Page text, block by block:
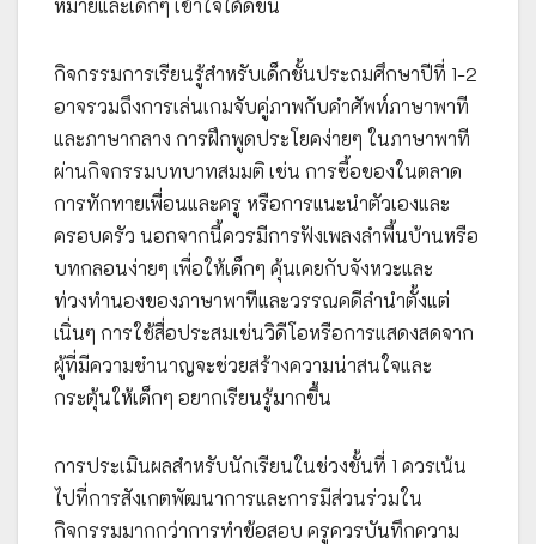
หมายและเด็กๆ เข้าใจได้ดีขึ้น
กิจกรรมการเรียนรู้สำหรับเด็กชั้นประถมศึกษาปีที่ 1-2
อาจรวมถึงการเล่นเกมจับคู่ภาพกับคำศัพท์ภาษาพาที
และภาษากลาง การฝึกพูดประโยคง่ายๆ ในภาษาพาที
ผ่านกิจกรรมบทบาทสมมติ เช่น การซื้อของในตลาด
การทักทายเพื่อนและครู หรือการแนะนำตัวเองและ
ครอบครัว นอกจากนี้ควรมีการฟังเพลงลำพื้นบ้านหรือ
บทกลอนง่ายๆ เพื่อให้เด็กๆ คุ้นเคยกับจังหวะและ
ท่วงทำนองของภาษาพาทีและวรรณคดีลำนำตั้งแต่
เนิ่นๆ การใช้สื่อประสมเช่นวิดีโอหรือการแสดงสดจาก
ผู้ที่มีความชำนาญจะช่วยสร้างความน่าสนใจและ
กระตุ้นให้เด็กๆ อยากเรียนรู้มากขึ้น
การประเมินผลสำหรับนักเรียนในช่วงชั้นที่ 1 ควรเน้น
ไปที่การสังเกตพัฒนาการและการมีส่วนร่วมใน
กิจกรรมมากกว่าการทำข้อสอบ ครูควรบันทึกความ